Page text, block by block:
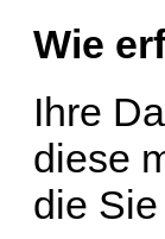
Wie
Ihre
diese
die